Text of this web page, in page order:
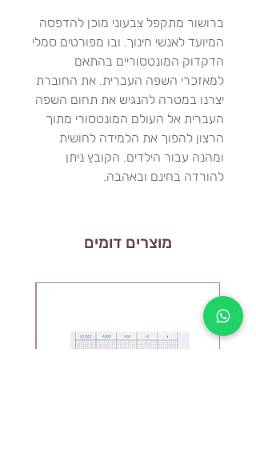
ברושור מתקפל צבעוני מוכן להדפסה
המיועד לאנשי חינוך. ובו מפורטים סמלי
הדקדוק המונטסוריים בהתאם
למאזכרי השפה העברית. את החוברת
יצרנו במטרה להנגיש את תחום השפה
העברית אל העולם המונטסורי מתוך
הרצון להפוך את הלמידה לחושית
ומהנה עבור הילדים. הקובץ ניתן
להורדה בחינם ובאהבה.
מוצרים דומים